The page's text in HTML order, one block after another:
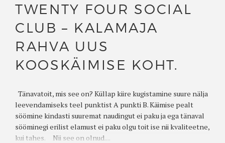
TWENTY FOUR SOCIAL
CLUB – KALAMAJA
RAHVA UUS
KOOSKÄIMISE KOHT.
Tänavatoit, mis see on? Küllap kiire kugistamine suure nälja
leevendamiseks teel punktist A punkti B. Käimise pealt
söömine kindasti suuremat naudingut ei paku ja ega tänaval
sööminegi erilist elamust ei paku olgu toit ise nii kvaliteetne,
kui tahes. Nii see on olnud....